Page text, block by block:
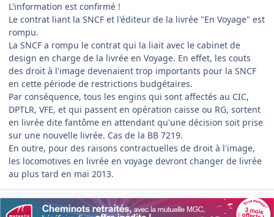
L'information est confirmé !
Le contrat liant la SNCF et l'éditeur de la livrée "En Voyage" est
rompu.
La SNCF a rompu le contrat qui la liait avec le cabinet de
design en charge de la livrée en Voyage. En effet, les couts
des droit à l'image devenaient trop importants pour la SNCF
en cette période de restrictions budgétaires.
Par conséquence, tous les engins qui sont affectés au CIC,
DPTLR, VFE, et qui passent en opération caisse ou RG, sortent
en livrée dite fantôme en attendant qu'une décision soit prise
sur une nouvelle livrée. Cas de la BB 7219.
En outre, pour des raisons contractuelles de droit à l'image,
les locomotives en livrée en voyage devront changer de livrée
au plus tard en mai 2013.